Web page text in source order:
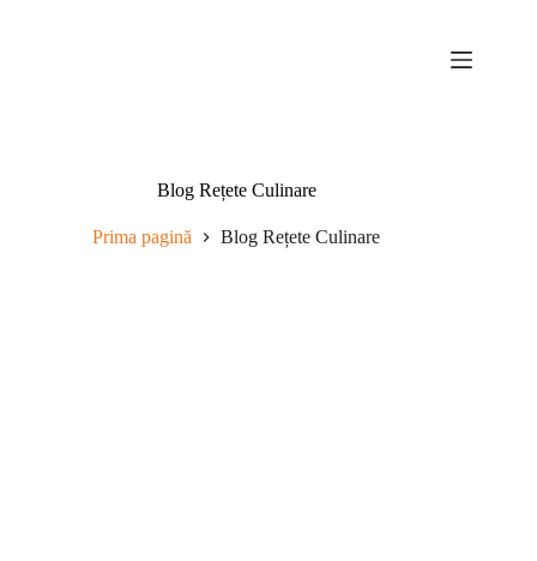
Blog Rețete Culinare
Prima pagină Blog Rețete Culinare